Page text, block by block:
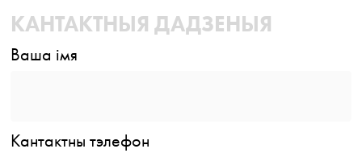
КАНТАКТНЫЯ ДАДЗЕНЫЯ
Ваша імя
Кантактны тэлефон